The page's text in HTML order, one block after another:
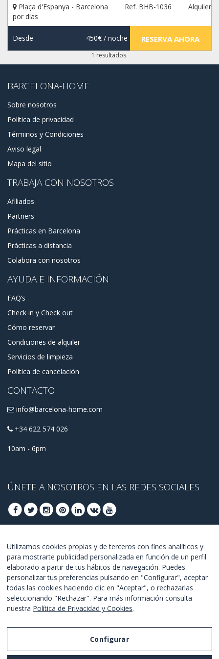
Plaça d'Espanya - Barcelona
Ref. BHB-1036
Alquiler
por días
Desde 450€/ noche RESERVA AHORA
1 resultados.
BARCELONA-HOME
Sobre nosotros
Política de privacidad
Términos y Condiciones
Aviso legal
Mapa del sitio
TRABAJA CON NOSOTROS
Afiliados
Partners
Prácticas en Barcelona
Prácticas a distancia
Colabora con nosotros
AYUDA E INFORMACIÓN
FAQ’s
Check in y Check out
Cómo reservar
Condiciones de alquiler
Servicios de limpieza
Política de cancelación
CONTACTO
info@barcelona-home.com
+34 622 574 026
10am - 6pm
ÚNETE A NOSOTROS EN LAS REDES SOCIALES
ÚNETE PARA OBTENER OFERTAS DE ÚLTIMO
MINUTO
UNETE
Estoy de acuerdo con los términos y condiciones
Utilizamos cookies propias y de terceros con fines analíticos y
para mostrarte publicidad personalizada en función de un perfil
elaborado a partir de tus hábitos de navegación. Puedes
personalizar tus preferencias pulsando en "Configurar", aceptar
todas las cookies haciendo clic en "Aceptar", o rechazarlas
seleccionando "Rechazar". Para más información consulta
nuestra Política de Privacidad y Cookies.
Configurar
Aviso Legal